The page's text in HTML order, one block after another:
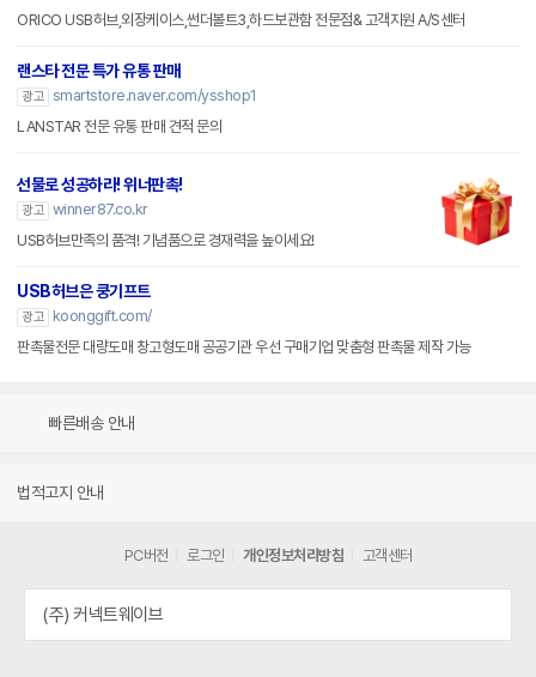
ORICO USB허브,외장케이스,썬더볼트3,하드보관함 전문점& 고객지원 A/S센터
랜스타 전문 특가 유통 판매
광고 smartstore.naver.com/ysshop1
LANSTAR 전문 유통 판매 견적 문의
선물로 성공하라! 위너판촉!
광고 winner87.co.kr
USB허브만족의 품격! 기념품으로 경재력을 높이세요!
USB허브은 쿵기프트
광고
koonggift.com/
판촉물전문 대량도매 창고형도매 공공기관 우선 구매기업 맞춤형 판촉물 제작 가능
빠른배송 안내
법적고지 안내
PC버전 로그인 개인정보처리방침 고객센터
(주) 커넥트웨이브